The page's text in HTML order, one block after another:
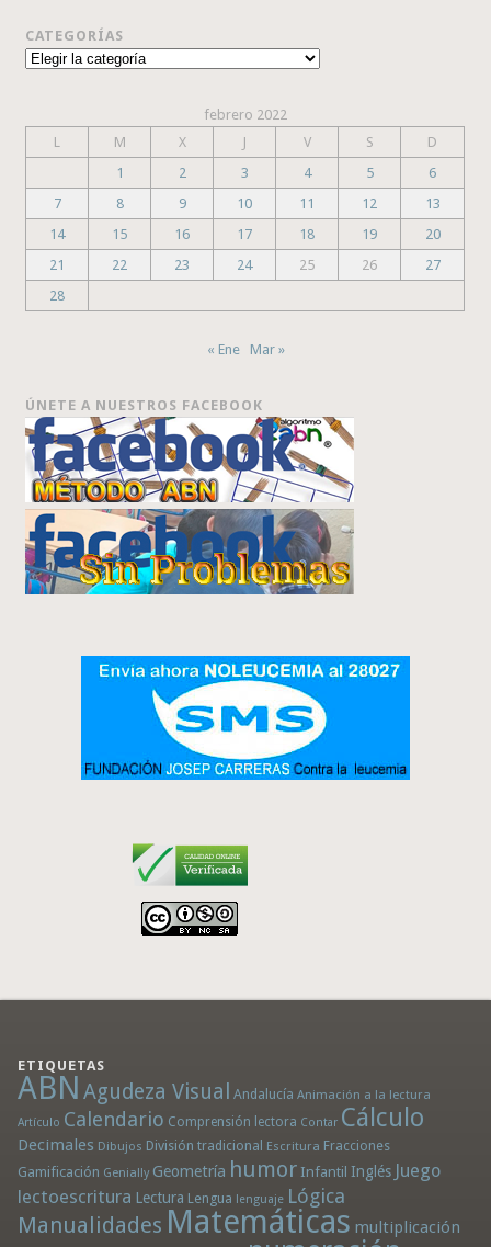
CATEGORÍAS
Categorías
febrero 2022
L
M X J V S
D
1
2 3 4 5
6
7
8 9 10 11 12
13
14
15 16 17 18 19
20
21
22 23 24 25 26
27
28
« Ene Mar »
ÚNETE A NUESTROS FACEBOOK
ETIQUETAS
ABN Agudeza Visual Andalucía Animación a la lectura
Artículo Calendario Comprensión lectora Contar Cálculo
Decimales Dibujos División tradicional Escritura Fracciones
Gamificación Genially Geometría humor Infantil Inglés Juego
lectoescritura Lectura Lengua lenguaje Lógica
Manualidades Matemáticas multiplicación